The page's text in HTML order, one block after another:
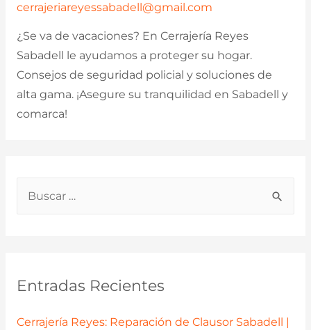
p
Entradas Recientes
Cerrajería Reyes: Reparación de Clausor Sabadell |
cerrajeriareyessabadell@gmail.com
¿Se va de vacaciones? En Cerrajería Reyes
Sabadell le ayudamos a proteger su hogar.
Consejos de seguridad policial y soluciones de
alta gama. ¡Asegure su tranquilidad en Sabadell y
comarca!